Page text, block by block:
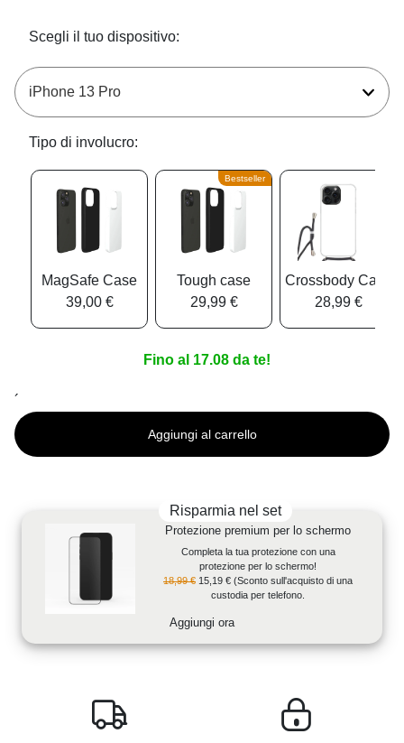
Scegli il tuo dispositivo:
Tipo di involucro:
MagSafe Case
39,00 €
Bestseller
Tough case
29,99 €
Crossbody Case
28,99 €
Fino al 17.08 da te!
´
Aggiungi al carrello
Risparmia nel set
Protezione premium per lo schermo
Completa la tua protezione con una
protezione per lo schermo!
18,99 € 15,19 € (Sconto sull'acquisto di una
custodia per telefono.
Aggiungi ora